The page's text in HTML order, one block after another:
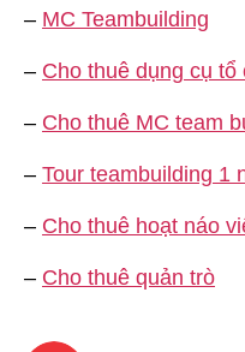
– MC Teambuilding
– Cho thuê dụng cụ
– Cho thuê MC team
– Tour teambuilding 1
– Cho thuê hoạt náo
– Cho thuê quản trò